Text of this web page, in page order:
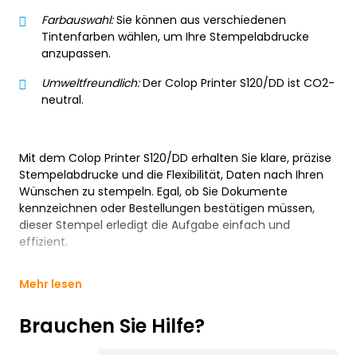
Farbauswahl:Sie können aus verschiedenen
Tintenfarben wählen, um Ihre Stempelabdrucke
anzupassen.
Umweltfreundlich:Der Colop Printer S120/DD ist CO2-
neutral.
Mit dem Colop Printer S120/DD erhalten Sie klare, präzise
Stempelabdrucke und die Flexibilität, Daten nach Ihren
Wünschen zu stempeln. Egal, ob Sie Dokumente
kennzeichnen oder Bestellungen bestätigen müssen,
dieser Stempel erledigt die Aufgabe einfach und
effizient.
Mehr lesen
Brauchen Sie Hilfe?